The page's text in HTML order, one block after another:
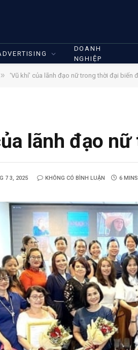
DOANH
NGHIỆP
» ‘Vũ khí’ của lãnh đạo nữ trong thời đại biến
lãnh đạo
7 3, 2025 KHÔNG CÓ BÌNH LUẬN 6